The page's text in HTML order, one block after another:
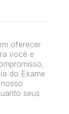
oferecer
você e
do Exame
seus